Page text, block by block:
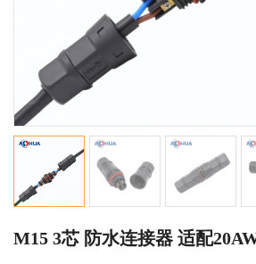
M15 3芯 防水连接器 适配